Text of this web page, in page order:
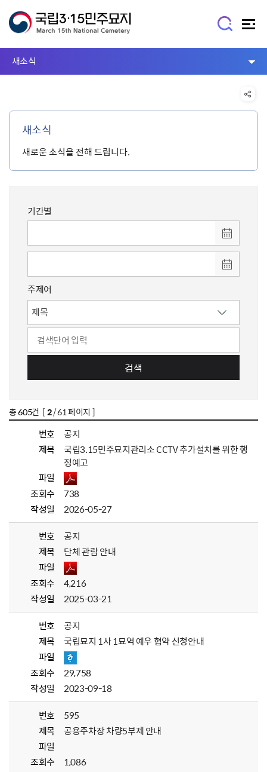
새소식
새소식
새로운 소식을 전해 드립니다.
기간별
주제어
검색
총605건 [2/ 61 페이지 ]
번호
공지
제목
국립3.15민주묘지관리소 CCTV 추가설치를 위한 행
정예고
파일
조회수
738
작성일
2026-05-27
번호
공지
제목
단체 관람 안내
파일
조회수
4,216
작성일
2025-03-21
번호
공지
제목
국립묘지 1사 1묘역 예우 협약 신청안내
파일
조회수
29,758
작성일
2023-09-18
번호
595
제목
공용주차장 차량5부제 안내
파일
조회수
1,086